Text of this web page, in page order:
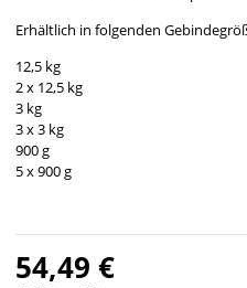
Erhältlich in folgenden
12,5 kg
2 x 12,5 kg
3 kg
3 x 3 kg
900 g
5 x 900 g
54,49 €